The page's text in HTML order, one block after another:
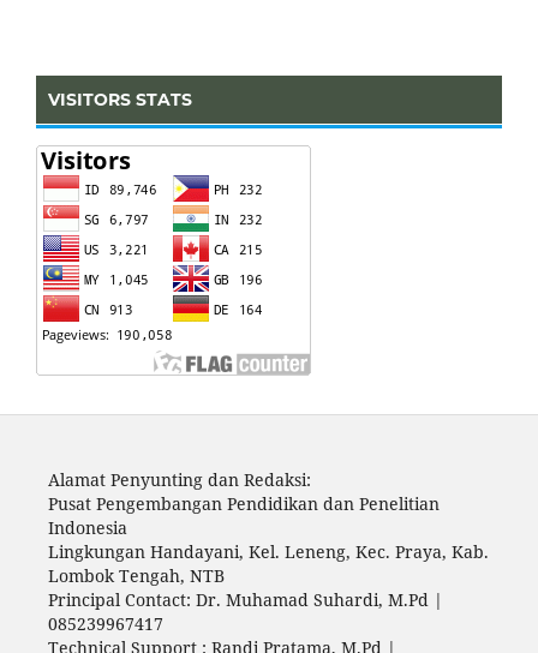
VISITORS STATS
Alamat Penyunting dan Redaksi:
Pusat Pengembangan Pendidikan dan Penelitian
Indonesia
Lingkungan Handayani, Kel. Leneng, Kec. Praya, Kab.
Lombok Tengah, NTB
Principal Contact: Dr. Muhamad Suhardi, M.Pd |
085239967417
Technical Support : Randi Pratama, M.Pd |